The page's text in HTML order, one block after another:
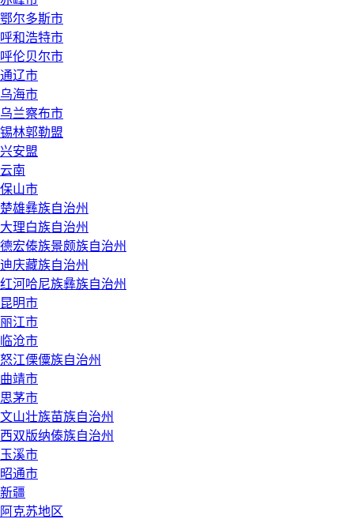
鄂尔多斯市
呼和浩特市
呼伦贝尔市
通辽市
乌海市
乌兰察布市
锡林郭勒盟
兴安盟
云南
保山市
楚雄彝族自治州
大理白族自治州
德宏傣族景颇族自治州
迪庆藏族自治州
红河哈尼族彝族自治州
昆明市
丽江市
临沧市
怒江傈僳族自治州
曲靖市
思茅市
文山壮族苗族自治州
西双版纳傣族自治州
玉溪市
昭通市
新疆
阿克苏地区